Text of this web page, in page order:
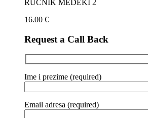
RUČNIK MEDEKI 2
16.00 €
Request a Call Back
Ime i prezime (required)
Email adresa (required)